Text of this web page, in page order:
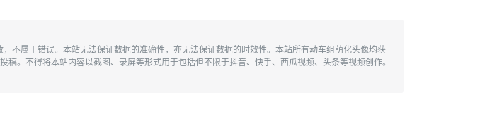
不属于错误。本站无法保证数据的准确性，亦无法保证数据的时效性。本站所有动车组萌化头像均获
。不得将本站内容以截图、录屏等形式用于包括但不限于抖音、快手、西瓜视频、头条等视频创作。